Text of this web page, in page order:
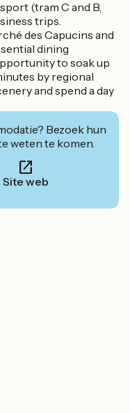
(tram C and B,
trips.
des Capucins and
dining
to soak up
by regional
and spend a day
Bezoek hun
weten te komen.
Site web